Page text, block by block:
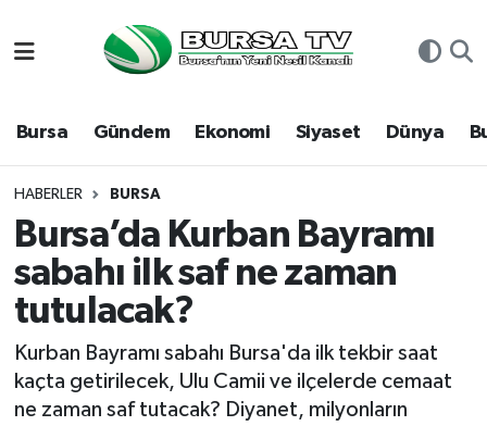
Bursa Gündem Ekonomi Siyaset Dünya
HABERLER BURSA
Bursa’da Kurban Bayramı
sabahı ilk saf ne zaman
tutulacak?
Kurban Bayramı sabahı Bursa'da ilk tekbir saat
kaçta getirilecek, Ulu Camii ve ilçelerde cemaat
ne zaman saf tutacak? Diyanet, milyonların
Bursa
Dünya
Eğitim
Ekonomi
Genel
Gündem
Hava Durumu
Namaz Vakitleri
Trafik Durumu
Süper Lig Puan Durumu ve Fikstür
Tüm Manşetler
Son Dakika Haberleri